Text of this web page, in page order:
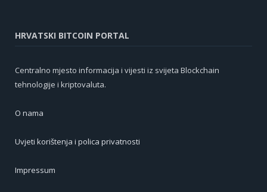
HRVATSKI BITCOIN PORTAL
Centralno mjesto informacija i vijesti iz svijeta Blockchain
tehnologije i kriptovaluta.
O nama
Uvjeti korištenja i polica privatnosti
Impressum